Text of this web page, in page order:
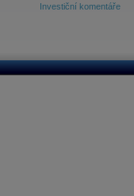
Investiční komentáře